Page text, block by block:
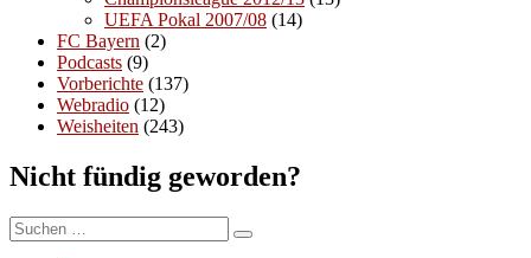
UEFA Pokal 2007/08 (14)
FC Bayern (2)
Podcasts (9)
Vorberichte (137)
Webradio (12)
Weisheiten (243)
Nicht fündig geworden?
Suchen
nach:
Suchen